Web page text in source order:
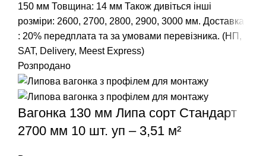
150 мм Товщина: 14 мм Також дивіться інші
розміри: 2600, 2700, 2800, 2900, 3000 мм. Доставка
: 20% передплата та за умовами перевізника. (НП,
SAT, Delivery, Meest Express)
Розпродано
Вагонка 130 мм Липа сорт Стандарт
2700 мм 10 шт. уп – 3,51 м²